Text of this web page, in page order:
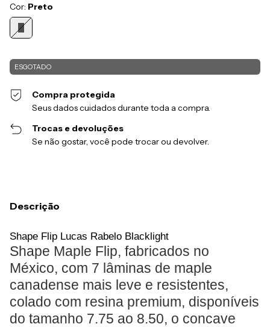
Cor: Preto
Compra protegida
Seus dados cuidados durante toda a compra.
Trocas e devoluções
Se não gostar, você pode trocar ou devolver.
Descrição
Shape Flip Lucas Rabelo Blacklight
Shape Maple Flip, fabricados no
México, com 7 lâminas de maple
canadense mais leve e resistentes,
colado com resina premium, disponíveis
do tamanho 7.75 ao 8.50, o concave